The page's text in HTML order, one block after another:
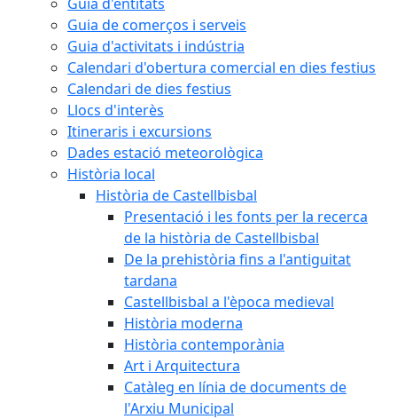
Guia de comerços i serveis
Guia d'activitats i indústria
Calendari d'obertura comercial en dies festius
Calendari de dies festius
Llocs d'interès
Itineraris i excursions
Dades estació meteorològica
Història local
Història de Castellbisbal
Presentació i les fonts per la recerca
de la història de Castellbisbal
De la prehistòria fins a l'antiguitat
tardana
Castellbisbal a l'època medieval
Història moderna
Història contemporània
Art i Arquitectura
Catàleg en línia de documents de
l'Arxiu Municipal